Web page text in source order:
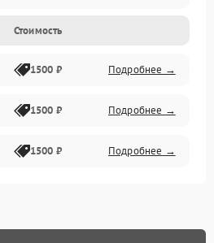
Стоимость
1500 ₽ Подробнее →
1500 ₽ Подробнее →
1500 ₽ Подробнее →